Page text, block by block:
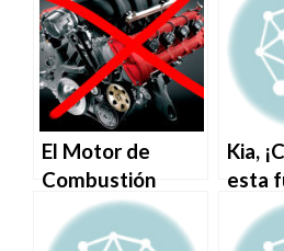
El Motor de
Combustión
Interna No Está
Muerto
Kia,
esta
para